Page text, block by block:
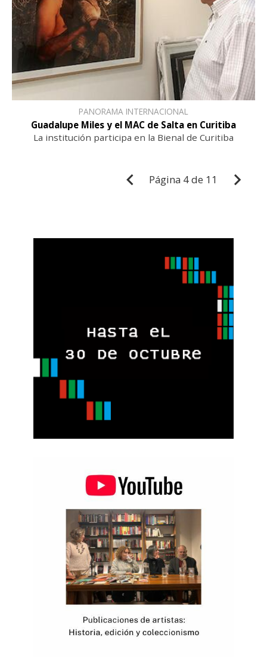
PANORAMA INTERNACIONAL
Guadalupe Miles y el MAC de Salta en Curitiba
La institución participa en la Bienal de Curitiba
Página 4 de 11